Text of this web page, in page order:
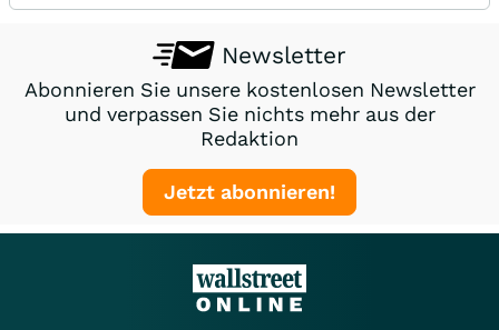
Newsletter
Abonnieren Sie unsere kostenlosen Newsletter
und verpassen Sie nichts mehr aus der
Redaktion
Jetzt abonnieren!